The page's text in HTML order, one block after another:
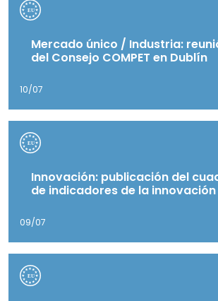
Mercado único / Industria:
del Consejo COMPET en Dublín
10/07
Innovación: publicación del
de indicadores de la innovación
09/07